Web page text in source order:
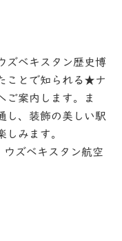
ベキスタン歴史博
ことで知られる★ナ
ご案内します。ま
し、装飾の美しい駅
しみます。
ズベキスタン航空